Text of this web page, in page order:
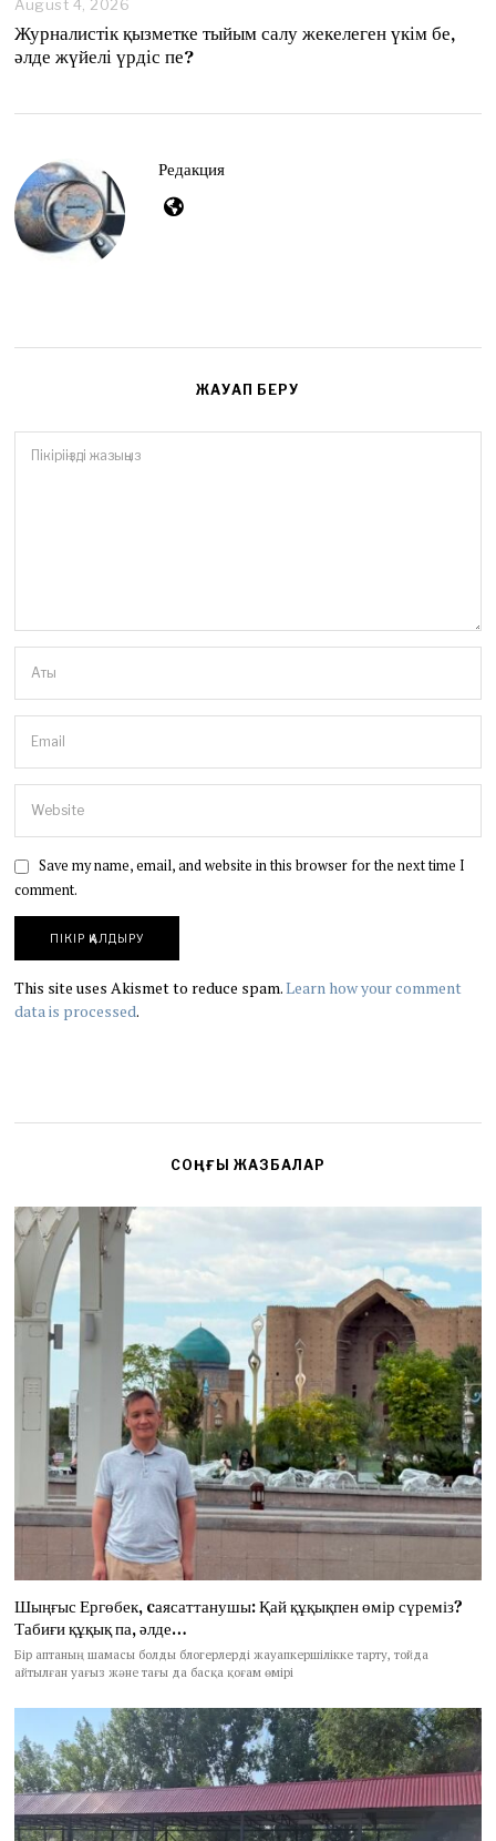
August 4, 2026
g
u
Журналистік қызметке тыйым салу жекелеген үкім бе,
әлде жүйелі үрдіс пе?
Редакция
ЖАУАП БЕРУ
Save my name, email, and website in this browser for the next time I
comment.
This site uses Akismet to reduce spam.Learn how your comment
data is processed.
СОҢҒЫ ЖАЗБАЛАР
Шыңғыс Ергөбек, cаясаттанушы: Қай құқықпен өмір сүреміз?
Табиғи құқық па, әлде…
Бір аптаның шамасы болды блогерлерді жауапкершілікке тарту, тойда
айтылған уағыз және тағы да басқа қоғам өмірі